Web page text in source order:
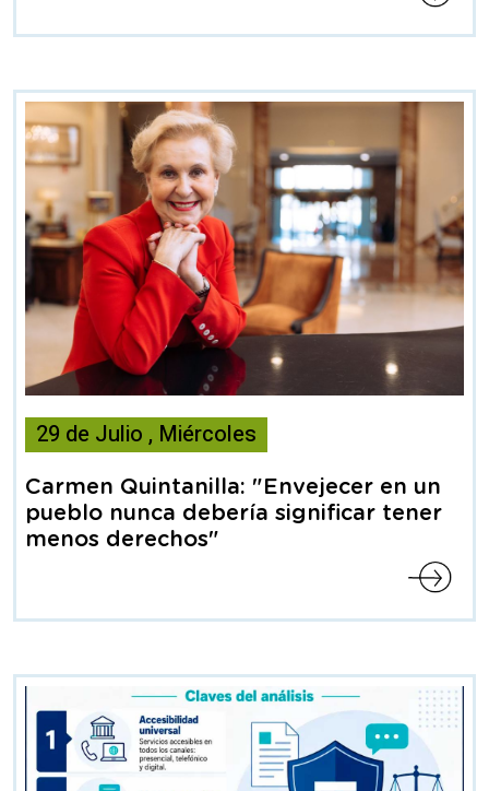
noticia
Articulo
29 de Julio , Miércoles
Carmen Quintanilla: "Envejecer en un
pueblo nunca debería significar tener
menos derechos"